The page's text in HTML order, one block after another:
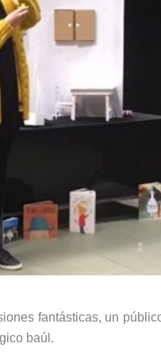
fantásticas, un
baúl.